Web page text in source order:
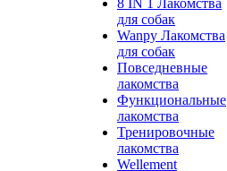
8 IN 1 Лакомства
для собак
Wanpy Лакомства
для собак
Повседневные
лакомства
Функциональные
лакомства
Тренировочные
лакомства
Wellement